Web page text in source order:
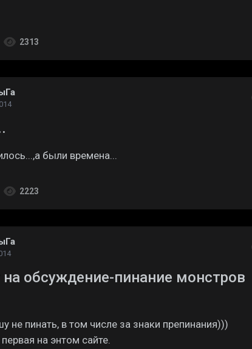
2313
были времена...
2223
обсуждение-пинание монстров
не пинать, в том числе за знаки препинания)))
на энтом сайте.